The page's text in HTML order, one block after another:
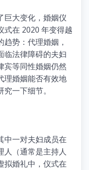
巨大变化，婚姻仪
式在 2020 年变得越
势：代理婚姻，
临法律障碍的夫妇
宾等同性婚姻仍然
理婚姻能否有效地
一下细节。
中一对夫妇成员在
人（通常是主持人
拟婚礼中，仪式在